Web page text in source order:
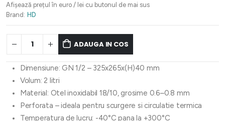
Afișează prețul în euro / lei cu butonul de mai sus
Brand: HD
ADAUGA IN COS
Dimensiune: GN 1/2 – 325x265x(H)40 mm
Volum: 2 litri
Material: Otel inoxidabil 18/10, grosime 0.6–0.8 mm
Perforata – ideala pentru scurgere si circulatie termica
Temperatura de lucru: -40°C pana la +300°C